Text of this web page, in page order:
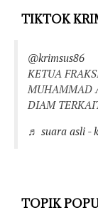
TIKTOK
@krimsus86
KETUA
MUHAMMAD
DIAM
♬ suara asli -
TOPIK